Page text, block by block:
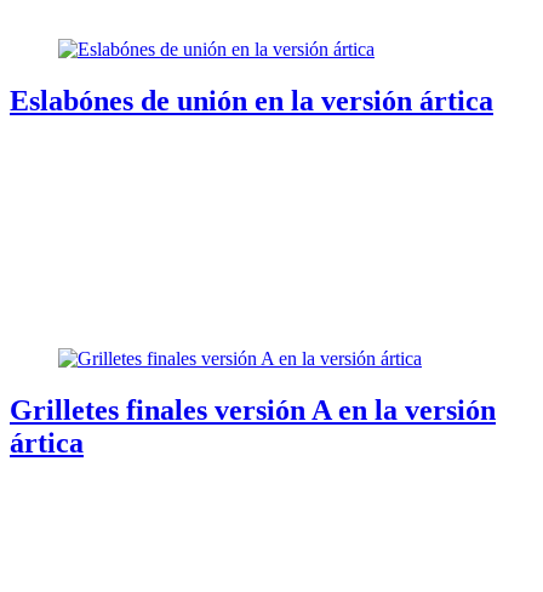
Eslabónes de unión en la versión ártica
Grilletes finales versión A en la versión
ártica